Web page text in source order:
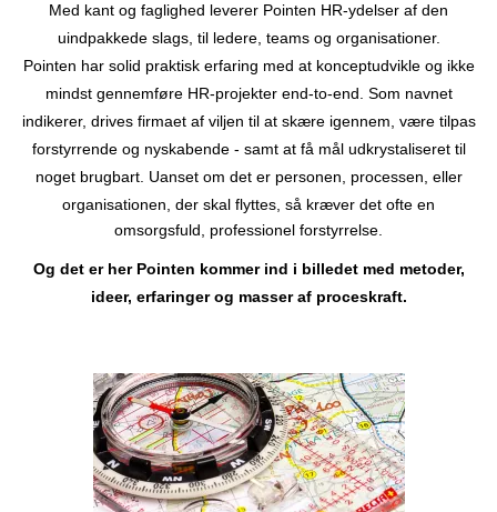
Med kant og faglighed leverer Pointen HR-ydelser af den
uindpakkede slags, til ledere, teams og organisationer.
Pointen har solid praktisk erfaring med at konceptudvikle og ikke
mindst gennemføre HR-projekter end-to-end. Som navnet
indikerer, drives firmaet af viljen til at skære igennem, være tilpas
forstyrrende og nyskabende - samt at få mål udkrystaliseret til
noget brugbart. Uanset om det er personen, processen, eller
organisationen, der skal flyttes, så kræver det ofte en
omsorgsfuld, professionel forstyrrelse.
Og det er her Pointen kommer ind i billedet med metoder,
ideer, erfaringer og masser af proceskraft.